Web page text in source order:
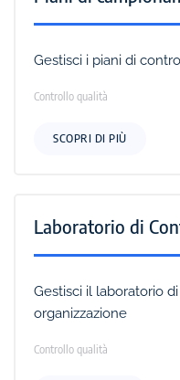
Gestisci i piani di
Controllo qualità
SCOPRI DI PIÙ
Laboratorio di
Gestisci il laboratorio
organizzazione
Controllo qualità